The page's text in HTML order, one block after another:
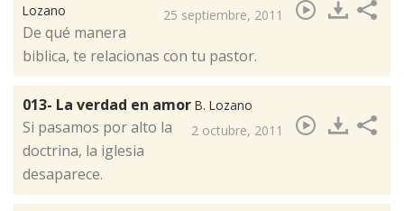
Lozano
25 septiembre, 2011
De qué manera
biblica, te relacionas con tu pastor.
013- La verdad en amor B. Lozano
2 octubre, 2011
Si pasamos por alto la
doctrina, la iglesia
desaparece.